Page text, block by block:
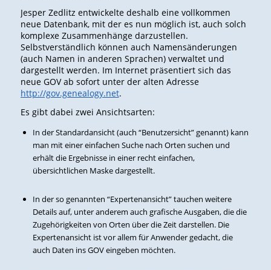
Jesper Zedlitz entwickelte deshalb eine vollkommen
neue Datenbank, mit der es nun möglich ist, auch solch
komplexe Zusammenhänge darzustellen.
Selbstverständlich können auch Namensänderungen
(auch Namen in anderen Sprachen) verwaltet und
dargestellt werden. Im Internet präsentiert sich das
neue GOV ab sofort unter der alten Adresse
http://gov.genealogy.net.
Es gibt dabei zwei Ansichtsarten:
In der Standardansicht (auch “Benutzersicht” genannt) kann
man mit einer einfachen Suche nach Orten suchen und
erhält die Ergebnisse in einer recht einfachen,
übersichtlichen Maske dargestellt.
In der so genannten “Expertenansicht” tauchen weitere
Details auf, unter anderem auch grafische Ausgaben, die die
Zugehörigkeiten von Orten über die Zeit darstellen. Die
Expertenansicht ist vor allem für Anwender gedacht, die
auch Daten ins GOV eingeben möchten.